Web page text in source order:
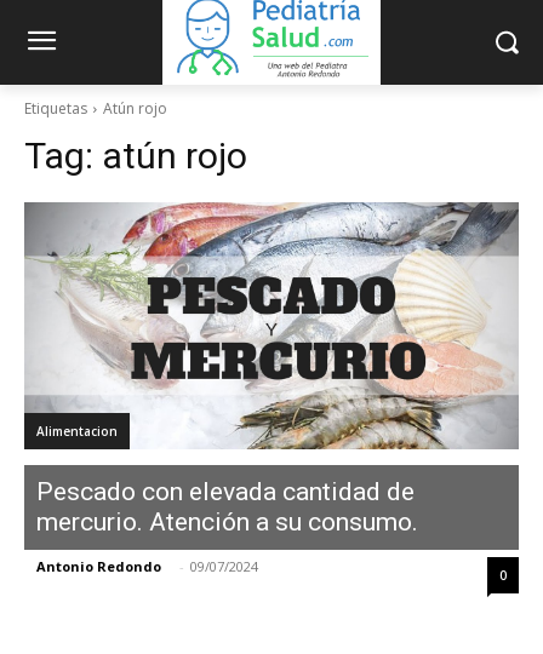
Etiquetas Atún rojo
Tag: atún rojo
Alimentacion
Pescado con elevada cantidad de
mercurio. Atención a su consumo.
Antonio Redondo - 09/07/2024 0